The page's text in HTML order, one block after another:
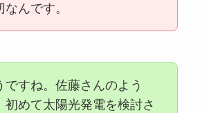
なんです。
ですね。佐藤さんのよう
初めて太陽光発電を検討さ